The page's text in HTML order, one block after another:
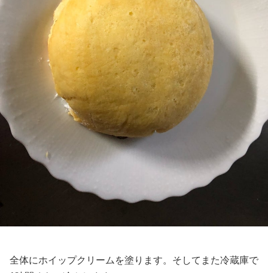
全体にホイップクリームを塗ります。そしてまた冷蔵庫で